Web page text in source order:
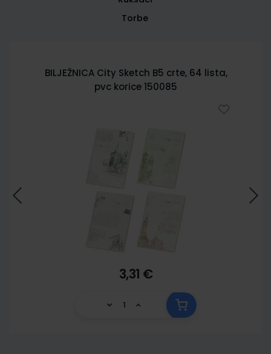
Torbe
BILJEŽNICA City Sketch B5 crte, 64 lista,
pvc korice 150085
3,31 €